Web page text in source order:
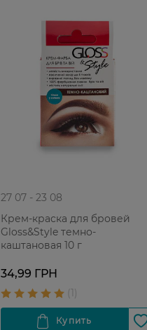
27 07 - 23 08
Крем-краска для бровей
Gloss&Style темно-
каштановая 10 г
34,99 ГРН